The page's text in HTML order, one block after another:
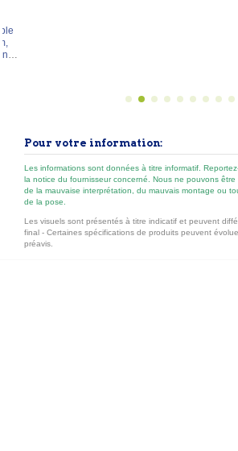
Les informations sont données à titre informatif.
la notice du fournisseur concerné. Nous ne pouvons être
de la mauvaise interprétation, du mauvais montage ou
de la pose.
Les visuels sont présentés à titre indicatif et peuvent
final - Certaines spécifications de produits peuvent